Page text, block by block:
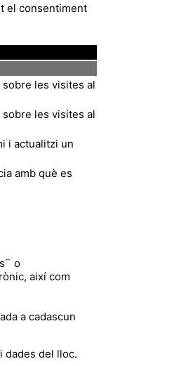
el consentiment
les visites al
les visites al
i actualitzi un
amb què es
o
així com
a cadascun
dades del lloc.